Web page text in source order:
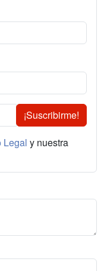
¡Suscribirme!
Legal y nuestra